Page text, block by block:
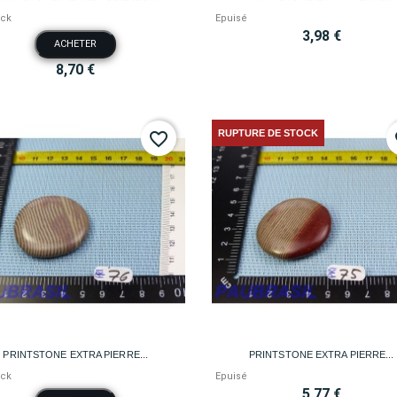
ACHETER
8,70 €
Epuisé
3,98 €
PRINTSTONE EXTRA PIERRE...
Aperçu rapide
favorite_border
PRINTSTONE EXTRA PIERRE...
Epuisé
RUPTURE DE STOCK
Aperçu rapide